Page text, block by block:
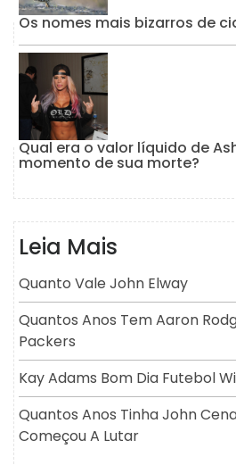
Os nomes mais bizarros de
Qual era o valor líquido de
momento de sua morte?
Leia Mais
Quanto Vale John Elway
Quantos Anos Tem Aaron
Packers
Kay Adams Bom Dia Futebol
Quantos Anos Tinha John
Começou A Lutar